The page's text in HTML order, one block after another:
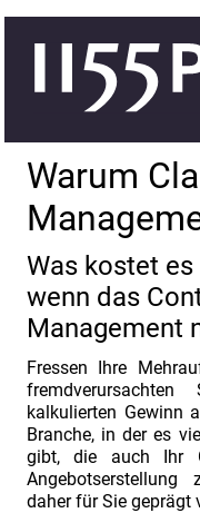
Warum
Was kostet
wenn das
Management
Fressen Ihre
kalkulierten Gewinn
Branche, in der es
gibt, die auch Ihr
daher für Sie geprägt
Handeln
Organisieren
Schwächen
finden;
Stärken
ausbauen
Abläufe
optimieren
Warum
Claim